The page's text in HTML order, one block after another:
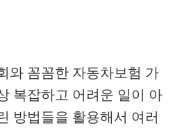
와 꼼꼼한 자동차보험 가
복잡하고 어려운 일이 아
방법들을 활용해서 여러